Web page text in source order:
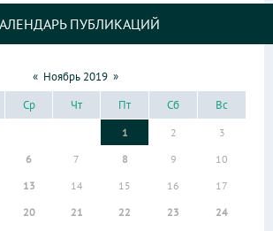
ПУБЛИКАЦИЙ
« Ноябрь 2019 »
Ср Чт Пт Сб Вс
1 2
3
6 7 8 9
10
13 14 15 16
17
20 21 22 23
24